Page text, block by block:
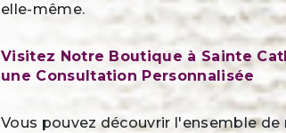
elle-même.
Visitez Notre Boutique à Sainte
une Consultation Personnalisée
Vous pouvez découvrir l'ensemble de